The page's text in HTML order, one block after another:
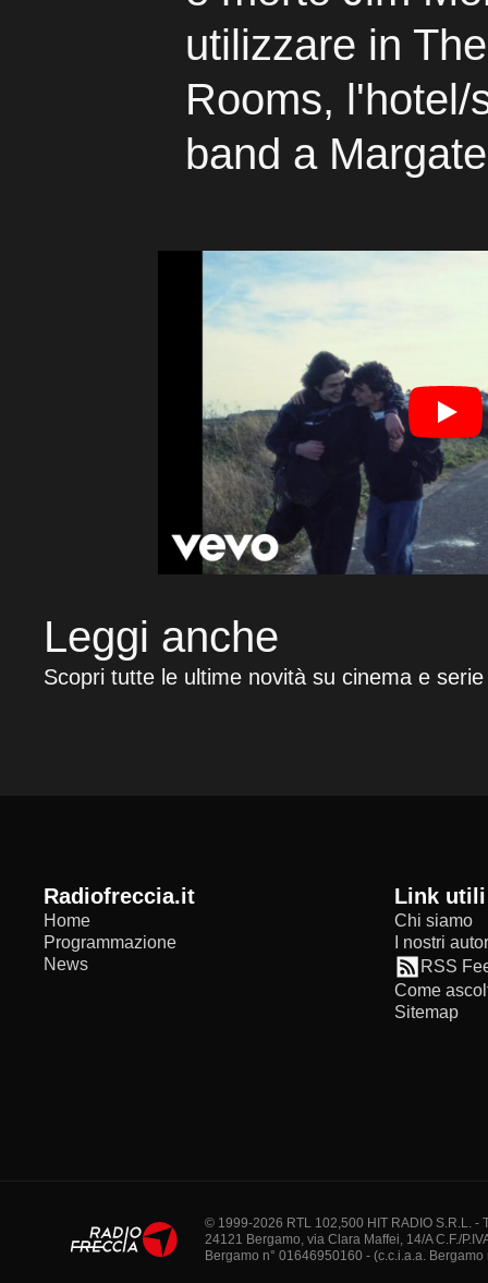
utilizzare in
Rooms, l'hotel/
band a Margate
Leggi anche
Scopri tutte le ultime novità su cinema e serie
radiofreccia.it
Home
Programmazione
News
Link utili
Chi siamo
I nostri
RSS
Come
Sitemap
© 1999-2026 RTL 102,500 HIT RADIO S.R.L. -
24121 Bergamo, via Clara Maffei, 14/A C.F./
Bergamo n° 01646950160 - (c.c.i.a.a. Bergamo